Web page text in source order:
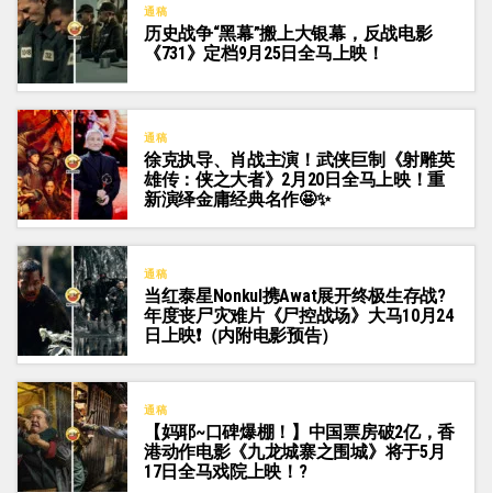
通稿
历史战争“黑幕”搬上大银幕，反战电影
《731》定档9月25日全马上映！
通稿
徐克执导、肖战主演！武侠巨制《射雕英
雄传：侠之大者》2月20日全马上映！重
新演绎金庸经典名作🤩✨
通稿
当红泰星Nonkul携Awat展开终极生存战?
年度丧尸灾难片《尸控战场》大马10月24
日上映❗（内附电影预告）
通稿
【妈耶~口碑爆棚！】中国票房破2亿，香
港动作电影《九龙城寨之围城》将于5月
17日全马戏院上映！?